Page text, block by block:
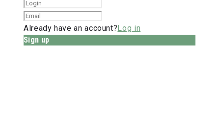
Already have an account?Log in
Sign up